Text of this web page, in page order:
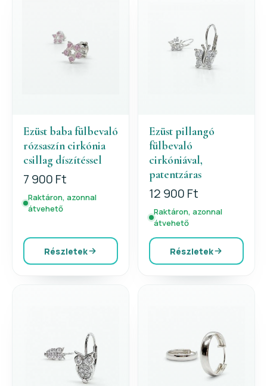
Ezüst baba fülbevaló
rózsaszín cirkónia
csillag díszítéssel
7 900 Ft
Raktáron, azonnal
átvehető
Részletek
Ezüst pillangó
fülbevaló
cirkóniával,
patentzáras
12 900 Ft
Raktáron, azonnal
átvehető
Részletek